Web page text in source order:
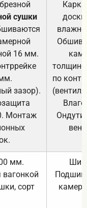
сушки
16 мм.
зазор).
Монтаж
доски
по
мм.
сорт